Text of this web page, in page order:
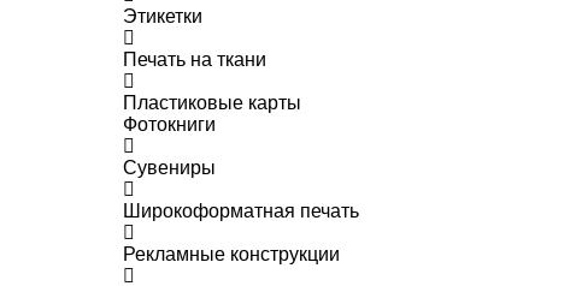
Этикетки
Печать на ткани
Пластиковые карты
Фотокниги
Сувениры
Широкоформатная печать
Рекламные конструкции